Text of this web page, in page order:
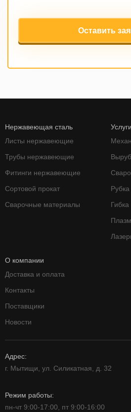
Оставить
Нержавеющая сталь
Листы нержавеющие
Трубы нержавеющие
Фитинги нержавеющие
Сортовой прокат
Сварочные материалы
Услуги
Рубка
Гибка
О компании
Доставка и оплата
Контакты
Поставщики
Новости
Адрес:
г. Мытищи, ул. Силикатная, д. 32
Режим работы:
пн-чт 9:00-17:00, пт 9:00-16:00